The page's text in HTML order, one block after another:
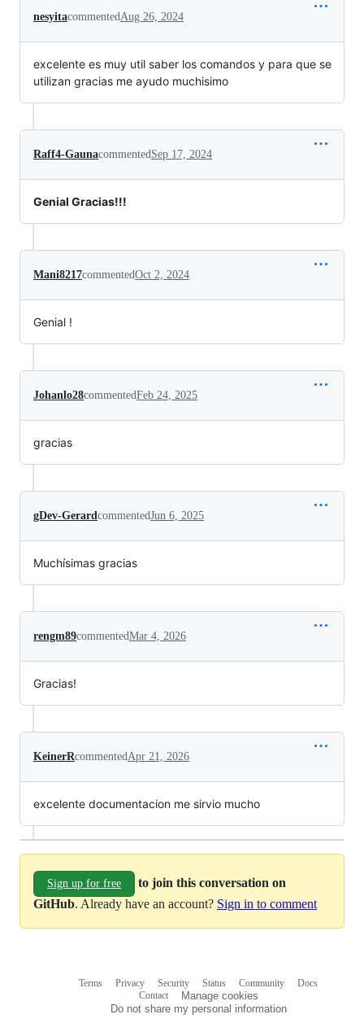
nesyitacommented Aug 26, 2024
excelente es muy util saber los comandos y para que se
utilizan gracias me ayudo muchisimo
Raff4-Gaunacommented Sep 17, 2024
Genial Gracias!!!
Mani8217commentedOct 2, 2024
Genial !
Johanlo28commentedFeb 24, 2025
gracias
gDev-Gerard commentedJun 6, 2025
Muchísimas gracias
rengm89commentedMar 4, 2026
Gracias!
KeinerRcommented Apr 21, 2026
excelente documentacion me sirvio mucho
Sign up for free
to join this conversation on
GitHub. Already have an account? Sign in to comment
Terms Privacy Security Status Community
Docs
Contact
Manage cookies
Do not share my personal information